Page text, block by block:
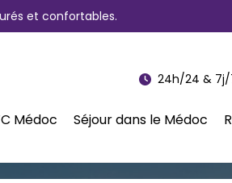
et confortables.
Médoc Séjour dans le Médoc
24h/24 & 7j/